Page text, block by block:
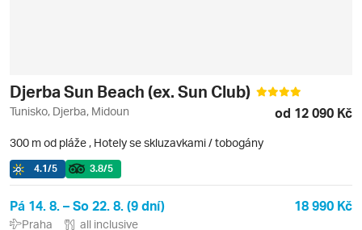
Djerba Sun Beach (ex. Sun Club)
Tunisko, Djerba, Midoun od 12 090 Kč
300 m od pláže , Hotely se skluzavkami / tobogány
4.1/5 3.8/5
Pá 14. 8. – So 22. 8. (9 dní) 18 990 Kč
Praha all inclusive